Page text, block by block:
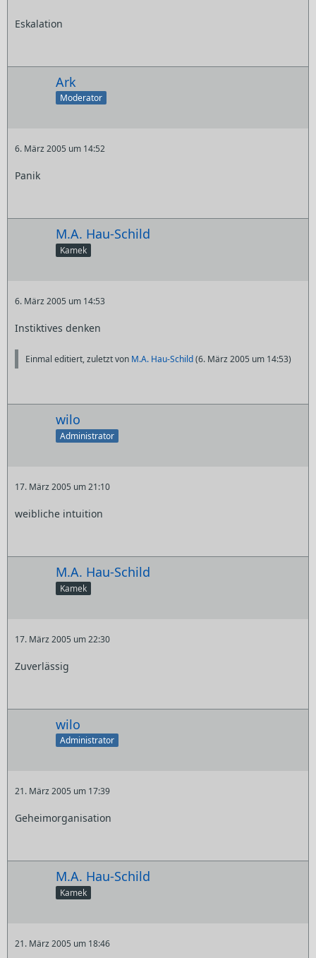
Eskalation
Ark
Moderator
6. März 2005 um 14:52
Panik
M.A. Hau-Schild
Kamek
6. März 2005 um 14:53
Instiktives denken
Einmal editiert, zuletzt von M.A. Hau-Schild(6. März 2005 um 14:53)
wilo
Administrator
17. März 2005 um 21:10
weibliche intuition
M.A. Hau-Schild
Kamek
17. März 2005 um 22:30
Zuverlässig
wilo
Administrator
21. März 2005 um 17:39
Geheimorganisation
M.A. Hau-Schild
Kamek
21. März 2005 um 18:46